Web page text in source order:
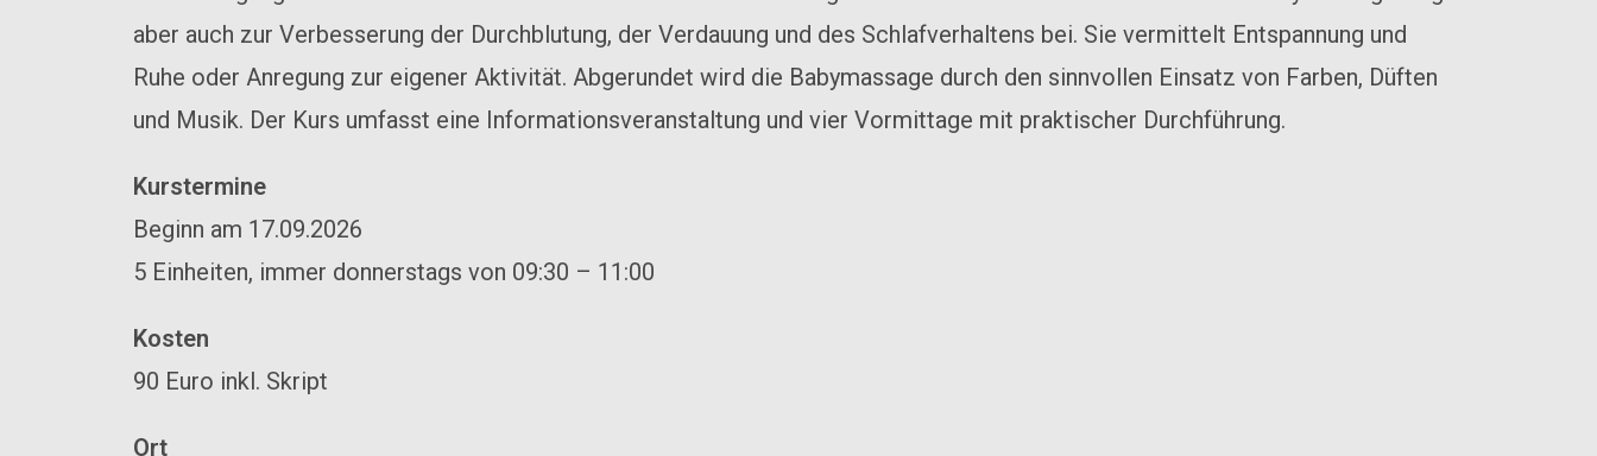
aber auch zur Verbesserung der Durchblutung, der Verdauung und des Schlafverhaltens bei. Sie vermittelt Entspannung und
Ruhe oder Anregung zur eigener Aktivität. Abgerundet wird die Babymassage durch den sinnvollen Einsatz von Farben, Düften
und Musik. Der Kurs umfasst eine Informationsveranstaltung und vier Vormittage mit praktischer Durchführung.
Kurstermine
Beginn am 17.09.2026
5 Einheiten, immer donnerstags von 09:30 – 11:00
Kosten
90 Euro inkl. Skript
Ort